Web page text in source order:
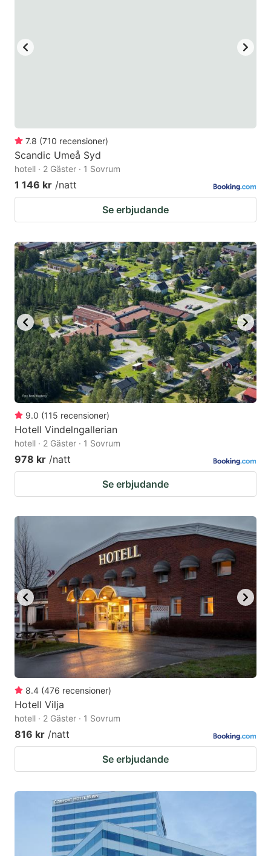
7.8 (710 recensioner)
Scandic Umeå Syd
hotell · 2 Gäster · 1 Sovrum
1 146 kr /natt
Se erbjudande
9.0 (115 recensioner)
Hotell Vindelngallerian
hotell · 2 Gäster · 1 Sovrum
978 kr /natt
Se erbjudande
8.4 (476 recensioner)
Hotell Vilja
hotell · 2 Gäster · 1 Sovrum
816 kr /natt
Se erbjudande